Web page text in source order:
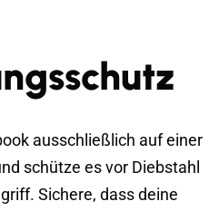
ausschließlich auf einer
schütze es vor Diebstahl
Sichere, dass deine